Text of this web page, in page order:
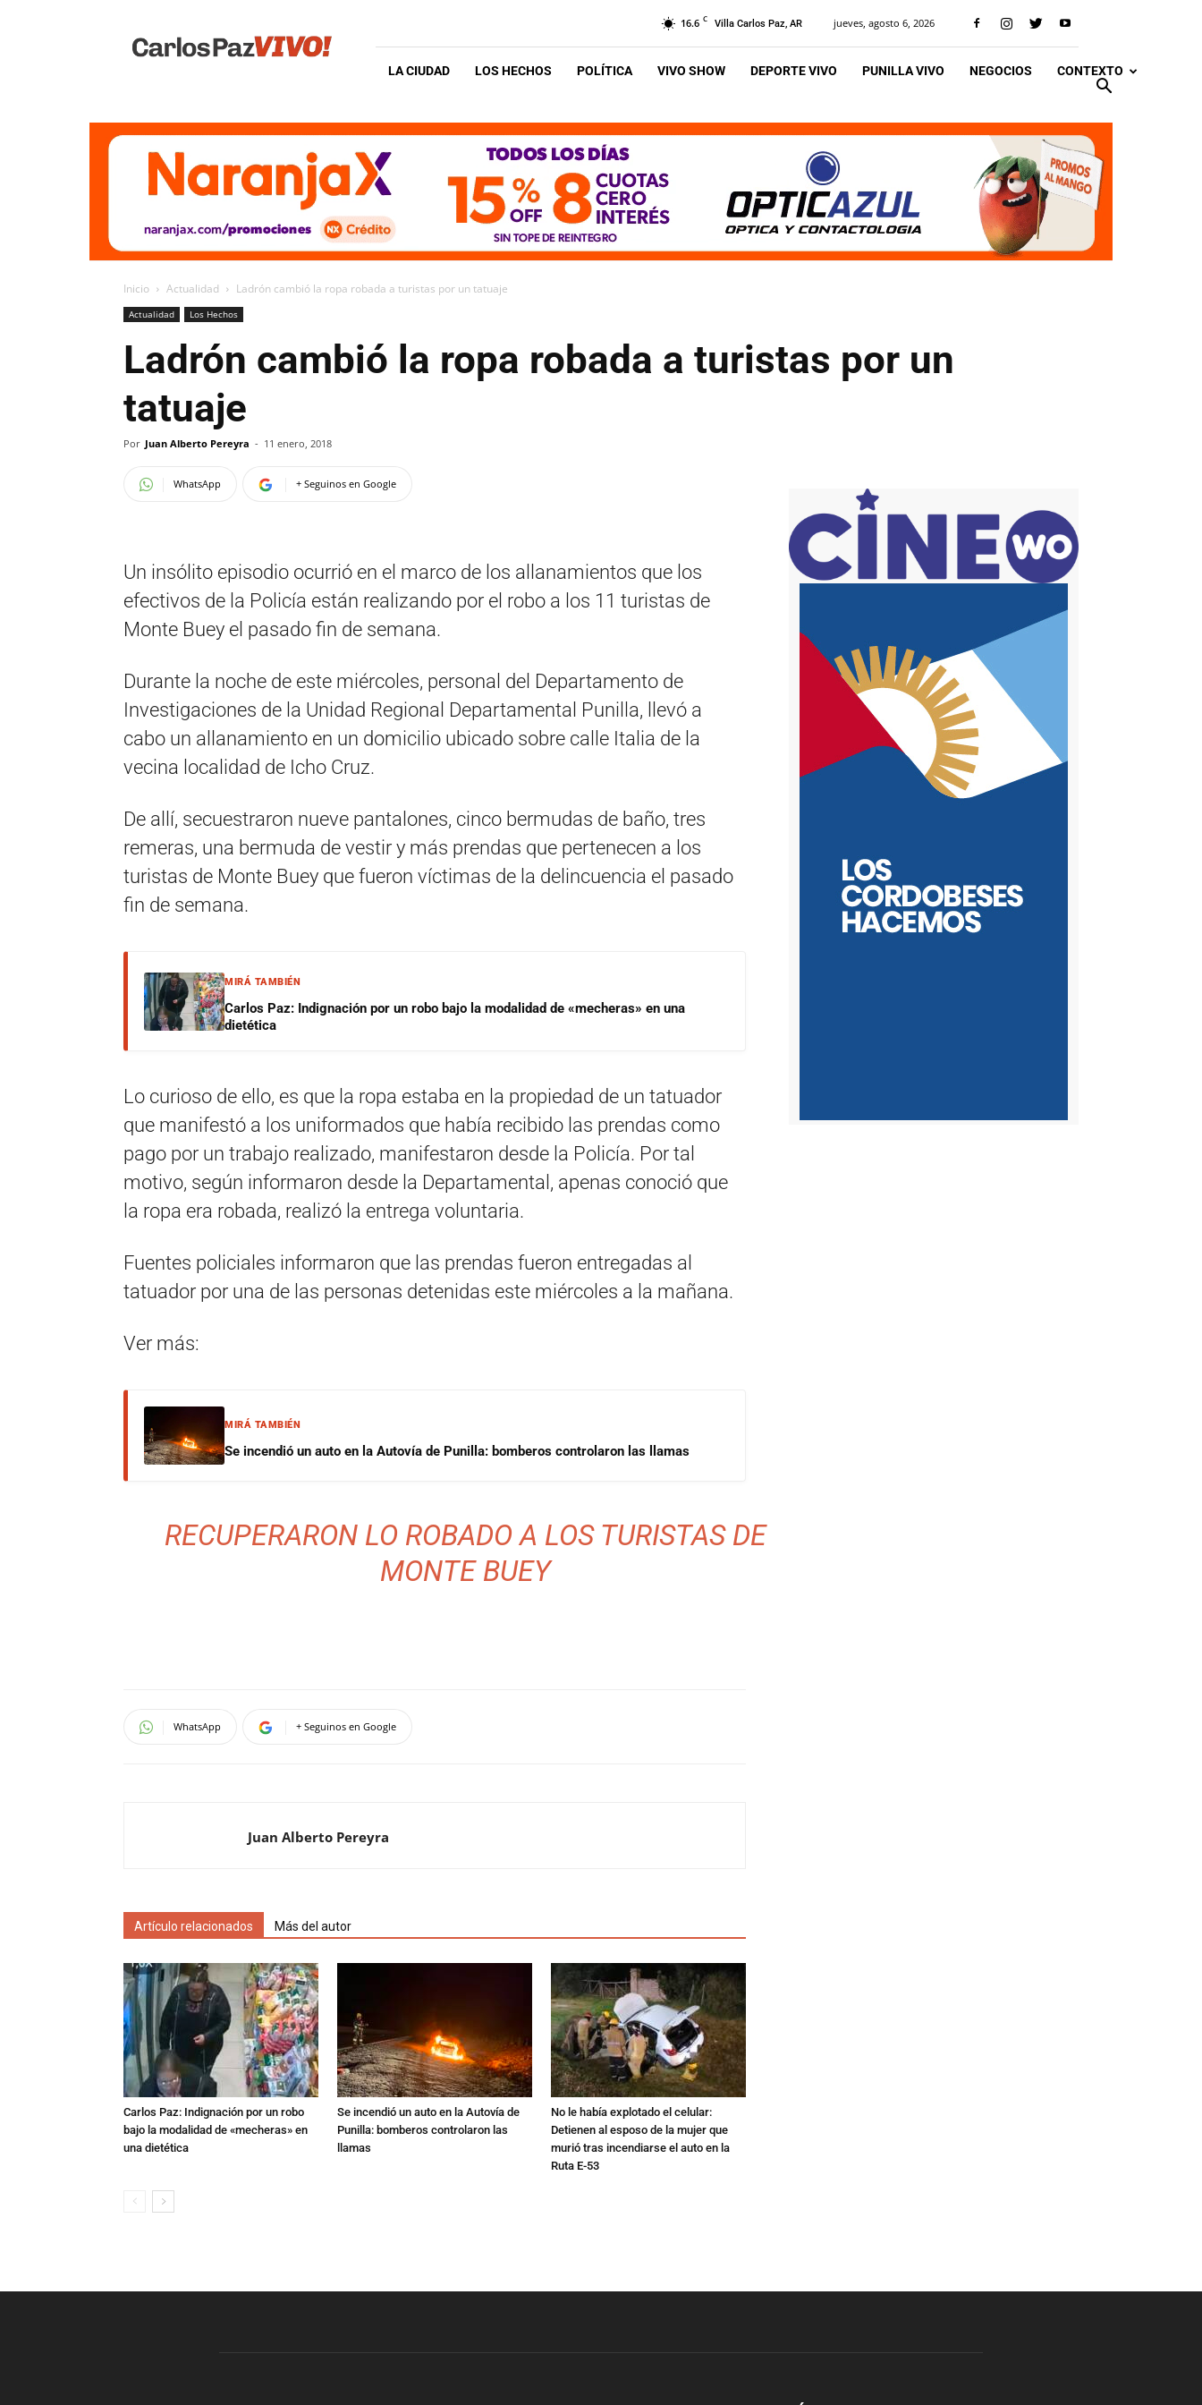
Vivo
16.6 C Villa Carlos Paz, AR jueves, agosto 6, 2026
LA CIUDAD LOS HECHOS POLÍTICA VIVO SHOW DEPORTE VIVO PUNILLA VIVO NEGOCIOS CONTEXTO
Inicio Actualidad Ladrón cambió la ropa robada a turistas por un tatuaje
Actualidad Los Hechos
Ladrón cambió la ropa robada a turistas por un
tatuaje
Por Juan Alberto Pereyra - 11 enero, 2018
WhatsApp + Seguinos en Google
Un insólito episodio ocurrió en el marco de los allanamientos que los
efectivos de la Policía están realizando por el robo a los 11 turistas de
Monte Buey el pasado fin de semana.
Durante la noche de este miércoles, personal del Departamento de
Investigaciones de la Unidad Regional Departamental Punilla, llevó a
cabo un allanamiento en un domicilio ubicado sobre calle Italia de la
vecina localidad de Icho Cruz.
De allí, secuestraron nueve pantalones, cinco bermudas de baño, tres
remeras, una bermuda de vestir y más prendas que pertenecen a los
turistas de Monte Buey que fueron víctimas de la delincuencia el pasado
fin de semana.
MIRÁ TAMBIÉN
Carlos Paz: Indignación por un robo bajo la modalidad de «mecheras» en una
dietética
Lo curioso de ello, es que la ropa estaba en la propiedad de un tatuador
que manifestó a los uniformados que había recibido las prendas como
pago por un trabajo realizado, manifestaron desde la Policía. Por tal
motivo, según informaron desde la Departamental, apenas conoció que
la ropa era robada, realizó la entrega voluntaria.
Fuentes policiales informaron que las prendas fueron entregadas al
tatuador por una de las personas detenidas este miércoles a la mañana.
Ver más:
MIRÁ TAMBIÉN
Se incendió un auto en la Autovía de Punilla: bomberos controlaron las llamas
RECUPERARON LO ROBADO A LOS TURISTAS DE
MONTE BUEY
WhatsApp + Seguinos en Google
Juan Alberto Pereyra
Artículo relacionados Más del autor
Carlos Paz: Indignación por un robo
bajo la modalidad de «mecheras» en
una dietética
Se incendió un auto en la Autovía de
Punilla: bomberos controlaron las
llamas
No le había explotado el celular:
Detienen al esposo de la mujer que
murió tras incendiarse el auto en la
Ruta E-53